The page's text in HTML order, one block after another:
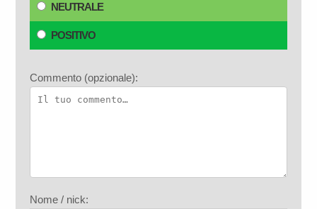
NEUTRALE
POSITIVO
Commento (opzionale):
Nome / nick: